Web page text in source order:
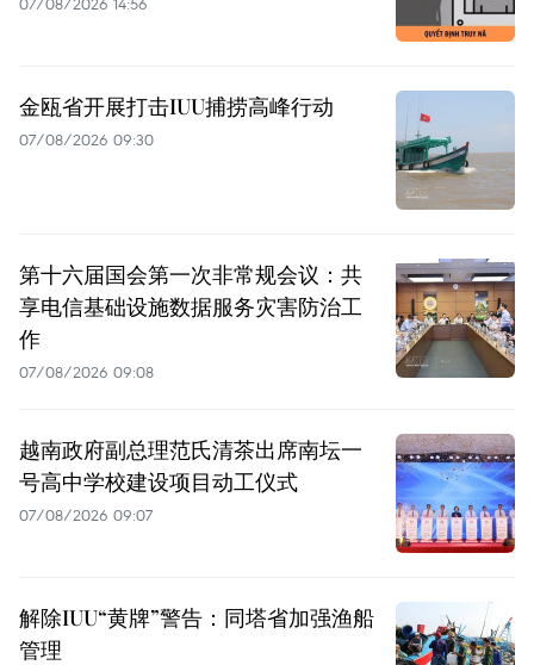
金瓯省开展打击IUU捕捞高峰行动
07/08/2026 09:30
第十六届国会第一次非常规会议：共
享电信基础设施数据服务灾害防治工
作
07/08/2026 09:08
越南政府副总理范氏清茶出席南坛一
号高中学校建设项目动工仪式
07/08/2026 09:07
解除IUU“黄牌”警告：同塔省加强渔船
管理